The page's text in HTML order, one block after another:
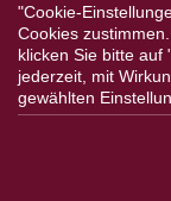
Folgen Sie
*Alle
"Cookie-
Cookies
klicken Sie bitte auf
jederzeit, mit
gewählten